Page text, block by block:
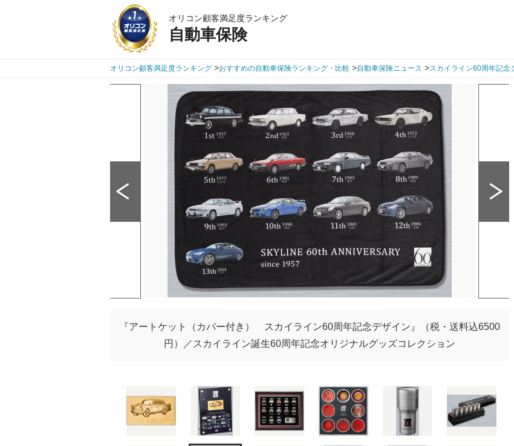
オリコン顧客満足度ランキング
自動車保険
オリコン顧客満足度ランキング >おすすめの自動車保険ランキング・比較 >自動車保険ニュース >スカイライン60周年記念
『アートケット（カバー付き） スカイライン60周年記念デザイン』（税・送料込6500
円）／スカイライン誕生60周年記念オリジナルグッズコレクション